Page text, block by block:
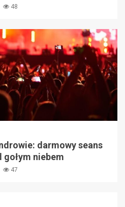
48
darmowy seans
gołym niebem
47